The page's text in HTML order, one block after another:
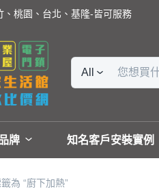
、桃園、台北、基隆-皆可服務
All
牌 知名客戶安裝實例
為 “廚下加熱”